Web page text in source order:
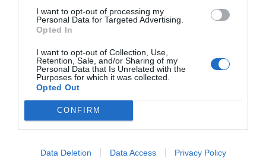
I want to opt-out of processing my
Personal Data for Targeted Advertising.
Opted In
I want to opt-out of Collection, Use,
Retention, Sale, and/or Sharing of my
Personal Data that Is Unrelated with the
Purposes for which it was collected.
Opted Out
CONFIRM
Data Deletion Data Access Privacy Policy
Continuer sur La Crêta Route de la
Station
0,3 km
gaucheet devientLe Tsablô/Route du
Village
Continuer de suivre Route du Village
Continuer surLes Crêtes
Blanches
Continuer de suivre Route de Nendaz
Prendreà gauchesurChemin du
0,1 km
Suisse
529 km, estimation du
temps 5 heures 48
1997, Suisse à